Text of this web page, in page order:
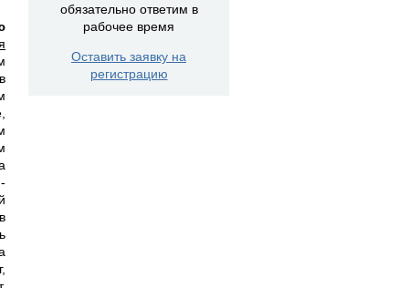
обязательно ответим в
рабочее время
Оставить заявку на
регистрацию